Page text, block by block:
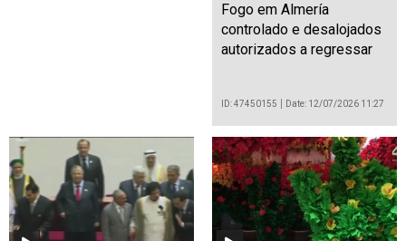
Fogo em Almería
controlado e desalojados
autorizados a regressar
ID: 47450155 Date: 12/07/2026 11:27